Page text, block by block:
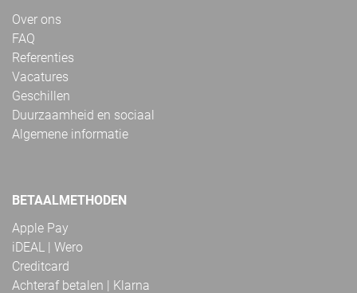
Over ons
FAQ
Referenties
Vacatures
Geschillen
Duurzaamheid en sociaal
Algemene informatie
BETAALMETHODEN
Apple Pay
iDEAL | Wero
Creditcard
Achteraf betalen | Klarna